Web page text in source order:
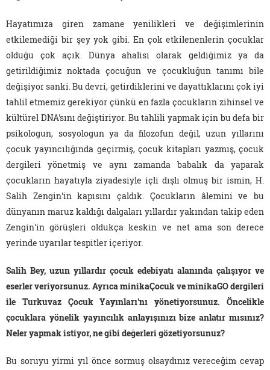
Hayatımıza giren zamane yenilikleri ve değişimlerinin
etkilemediği bir şey yok gibi. En çok etkilenenlerin çocuklar
olduğu çok açık. Dünya ahalisi olarak geldiğimiz ya da
getirildiğimiz noktada çocuğun ve çocukluğun tanımı bile
değişiyor sanki. Bu devri, getirdiklerini ve dayattıklarını çok iyi
tahlil etmemiz gerekiyor çünkü en fazla çocukların zihinsel ve
kültürel DNA'sını değiştiriyor. Bu tahlili yapmak için bu defa bir
psikologun, sosyologun ya da filozofun değil, uzun yıllarını
çocuk yayıncılığında geçirmiş, çocuk kitapları yazmış, çocuk
dergileri yönetmiş ve aynı zamanda babalık da yaparak
çocukların hayatıyla ziyadesiyle içli dışlı olmuş bir ismin, H.
Salih Zengin'in kapısını çaldık. Çocukların âlemini ve bu
dünyanın maruz kaldığı dalgaları yıllardır yakından takip eden
Zengin'in görüşleri oldukça keskin ve net ama son derece
yerinde uyarılar tespitler içeriyor.
Salih Bey, uzun yıllardır çocuk edebiyatı alanında çalışıyor ve
eserler veriyorsunuz. Ayrıca minikaÇocuk ve minikaGO dergileri
ile Turkuvaz Çocuk Yayınları'nı yönetiyorsunuz. Öncelikle
çocuklara yönelik yayıncılık anlayışınızı bize anlatır mısınız?
Neler yapmak istiyor, ne gibi değerleri gözetiyorsunuz?
Bu soruyu yirmi yıl önce sormuş olsaydınız vereceğim cevap